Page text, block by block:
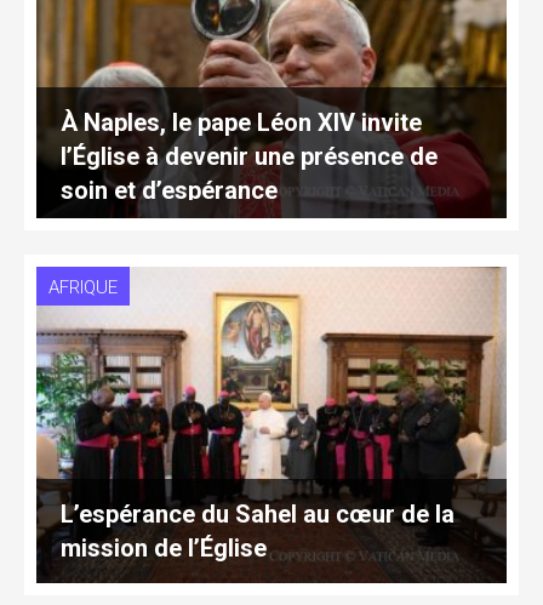
À Naples, le pape Léon XIV invite
l’Église à devenir une présence de
soin et d’espérance
AFRIQUE
L’espérance du Sahel au cœur de la
mission de l’Église